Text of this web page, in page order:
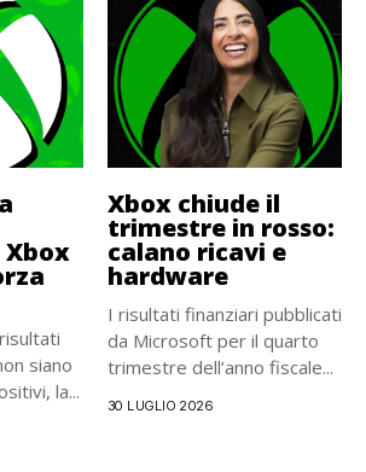
Xbox
siano
la...
Xbox chiude il
trimestre in rosso:
calano ricavi e
hardware
I risultati finanziari pubblicati
da Microsoft per il quarto
trimestre dell’anno fiscale...
30 LUGLIO 2026